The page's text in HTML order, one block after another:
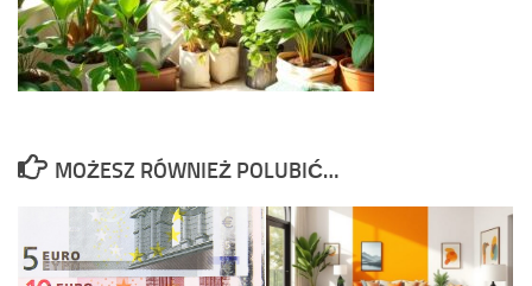
MOŻESZ RÓWNIEŻ POLUBIĆ…